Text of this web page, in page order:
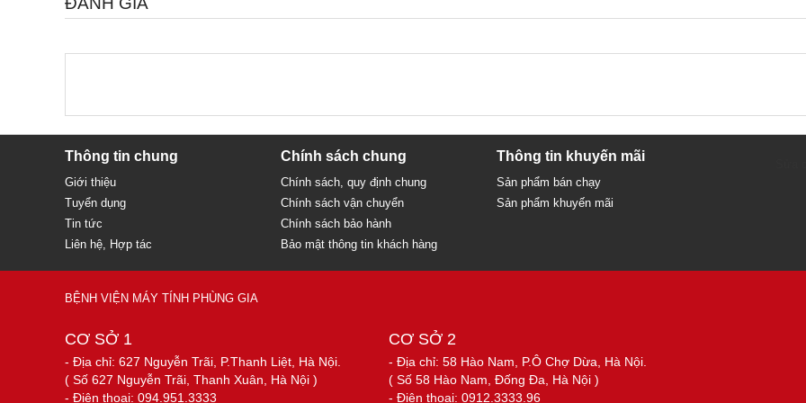
Thông tin chung
Giới thiệu
Tuyển dụng
Tin tức
Liên hệ, Hợp tác
Chính sách chung
Chính sách, quy định chung
Chính sách vận chuyển
Chính sách bảo hành
Bảo mật thông tin khách hàng
Thông tin khuyến mãi
Sản phẩm bán chạy
Sản phẩm khuyến mãi
BỆNH VIỆN MÁY TÍNH PHÙNG GIA
CƠ SỞ 1
- Địa chỉ: 627 Nguyễn Trãi, P.Thanh Liệt, Hà Nội.
( Số 627 Nguyễn Trãi, Thanh Xuân, Hà Nội )
- Điện thoại: 094.951.3333
CƠ SỞ 2
- Địa chỉ: 58 Hào Nam, P.Ô Chợ Dừa, Hà Nội.
( Số 58 Hào Nam, Đống Đa, Hà Nội )
- Điện thoại: 0912.3333.96